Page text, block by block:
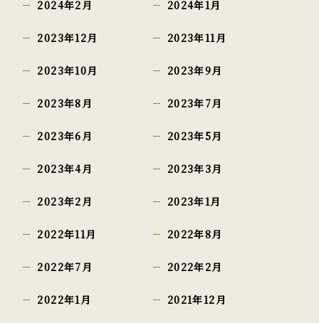
2024年2月 2024年1月
2023年12月 2023年11月
2023年10月 2023年9月
2023年8月 2023年7月
2023年6月 2023年5月
2023年4月 2023年3月
2023年2月 2023年1月
2022年11月 2022年8月
2022年7月 2022年2月
2022年1月 2021年12月